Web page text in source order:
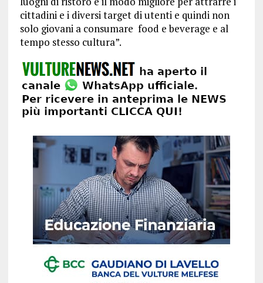
cittadini e i diversi target di utenti e quindi non
solo giovani a consumare food e beverage e al
tempo stesso cultura”.